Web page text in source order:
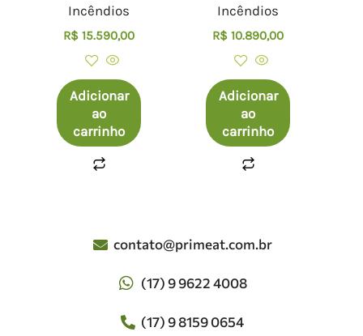
Incêndios
R$ 15.590,00
Adicionar
ao
carrinho
Incêndios
R$ 10.890,00
Adicionar
ao
carrinho
contato@primeat.com.br
(17) 9 9622 4008
(17) 9 8159 0654